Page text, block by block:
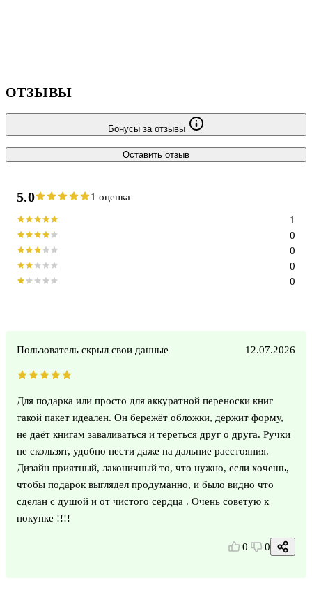
ОТЗЫВЫ
Бонусы за отзывы
Оставить отзыв
5.0 1 оценка
0
0
0
0
1
Пользователь скрыл свои данные 12.07.2026
Для подарка или просто для аккуратной переноски книг
такой пакет идеален. Он бережёт обложки, держит форму,
не даёт книгам заваливаться и тереться друг о друга. Ручки
не скользят, удобно нести даже на дальние расстояния.
Дизайн приятный, лаконичный то, что нужно, если хочешь,
чтобы подарок выглядел продуманно, и было видно что
сделан с душой и от чистого сердца . Очень советую к
покупке !!!!
0 0